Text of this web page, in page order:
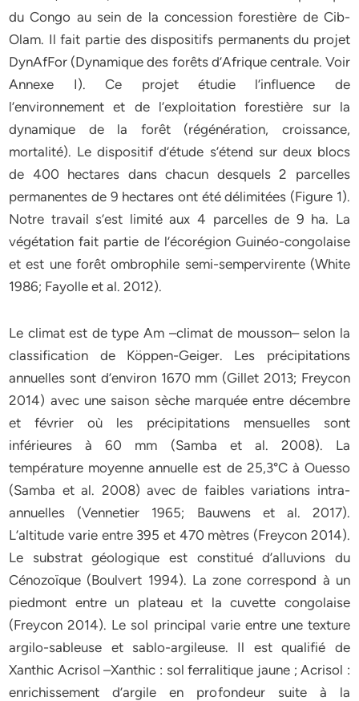
du Congo au sein de la concession forestière de Cib-
Olam. Il fait partie des dispositifs permanents du projet
DynAfFor (Dynamique des forêts d’Afrique centrale. Voir
Annexe I). Ce projet étudie l’influence de
l’environnement et de l’exploitation forestière sur la
dynamique de la forêt (régénération, croissance,
mortalité). Le dispositif d’étude s’étend sur deux blocs
de 400 hectares dans chacun desquels 2 parcelles
permanentes de 9 hectares ont été délimitées (Figure 1).
Notre travail s’est limité aux 4 parcelles de 9 ha. La
végétation fait partie de l’écorégion Guinéo-congolaise
et est une forêt ombrophile semi-sempervirente (White
1986; Fayolle et al. 2012).
Le climat est de type Am –climat de mousson– selon la
classification de Köppen-Geiger. Les précipitations
annuelles sont d’environ 1670 mm (Gillet 2013; Freycon
2014) avec une saison sèche marquée entre décembre
et février où les précipitations mensuelles sont
inférieures à 60 mm (Samba et al. 2008). La
température moyenne annuelle est de 25,3°C à Ouesso
(Samba et al. 2008) avec de faibles variations intra-
annuelles (Vennetier 1965; Bauwens et al. 2017).
L’altitude varie entre 395 et 470 mètres (Freycon 2014).
Le substrat géologique est constitué d’alluvions du
Cénozoïque (Boulvert 1994). La zone correspond à un
piedmont entre un plateau et la cuvette congolaise
(Freycon 2014). Le sol principal varie entre une texture
argilo-sableuse et sablo-argileuse. Il est qualifié de
Xanthic Acrisol –Xanthic : sol ferralitique jaune ; Acrisol :
enrichissement d’argile en profondeur suite à la